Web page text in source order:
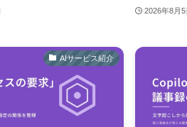
2026年8月
AIサービス紹介